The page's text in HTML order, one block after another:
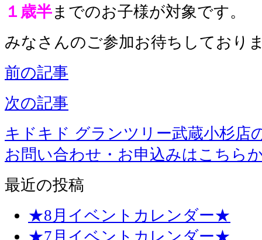
１歳半までのお子様が対象です。
みなさんのご参加お待ちしており
前の記事
次の記事
キドキド グランツリー武蔵小杉店
お問い合わせ・お申込みはこちら
最近の投稿
★8月イベントカレンダー★
★7月イベントカレンダー★